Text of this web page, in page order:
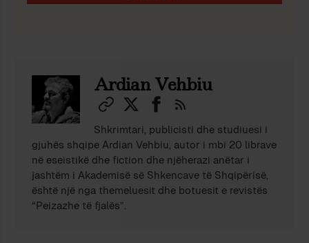
Ardian Vehbiu
Shkrimtari, publicisti dhe studiuesi i
gjuhës shqipe Ardian Vehbiu, autor i mbi 20 librave
në eseistikë dhe fiction dhe njëherazi anëtar i
jashtëm i Akademisë së Shkencave të Shqipërisë,
është një nga themeluesit dhe botuesit e revistës
“Peizazhe të fjalës”.